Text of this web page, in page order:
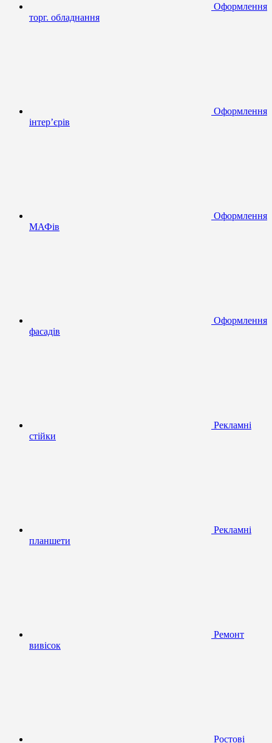
Оформлення
торг. обладнання
Оформлення
інтер’єрів
Оформлення
МАФів
Оформлення
фасадів
Рекламні
стійки
Рекламні
планшети
Ремонт
вивісок
Ростові